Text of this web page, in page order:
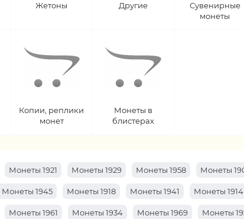
Жетоны Другие
Сувенирные
монеты
Копии, реплики
монет
Монеты в
блистерах
Монеты 1921 Монеты 1929 Монеты 1958 Монеты
Монеты 1945 Монеты 1918 Монеты 1941 Монеты 1914
Монеты 1961 Монеты 1934 Монеты 1969 Монеты